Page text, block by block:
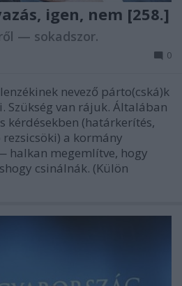
igen, nem [258.]
— sokadszor.
0
nevező párto(cská)k
Szükség van rájuk. Általában
kérdésekben (határkerítés,
a kormány
halkan megemlítve, hogy
csinálnák. (Külön